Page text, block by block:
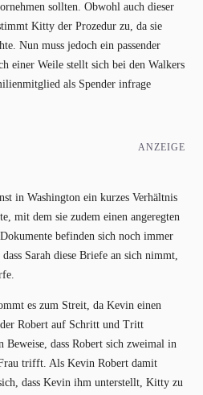
sollten. Obwohl auch dieser
Kitty der Prozedur zu, da sie
Nun muss jedoch ein passender
einer Weile stellt sich bei den Walkers
als Spender infrage
ANZEIGE
in Washington ein kurzes Verhältnis
mit dem sie zudem einen angeregten
befinden sich noch immer
Sarah diese Briefe an sich nimmt,
es zum Streit, da Kevin einen
Robert auf Schritt und Tritt
dass Robert sich zweimal in
trifft. Als Kevin Robert damit
dass Kevin ihm unterstellt, Kitty zu